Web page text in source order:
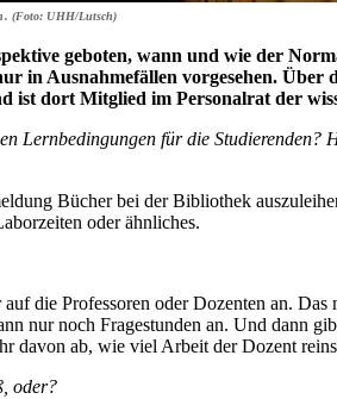
(Foto: UHH/Lutsch)
geboten, wann und wie der
in Ausnahmefällen vorgesehen.
dort Mitglied im Personalrat der
Lernbedingungen für die
Bücher bei der Bibliothek
oder ähnliches.
die Professoren oder Dozenten an.
nur noch Fragestunden an. Und dann
davon ab, wie viel Arbeit der Dozent
oder?